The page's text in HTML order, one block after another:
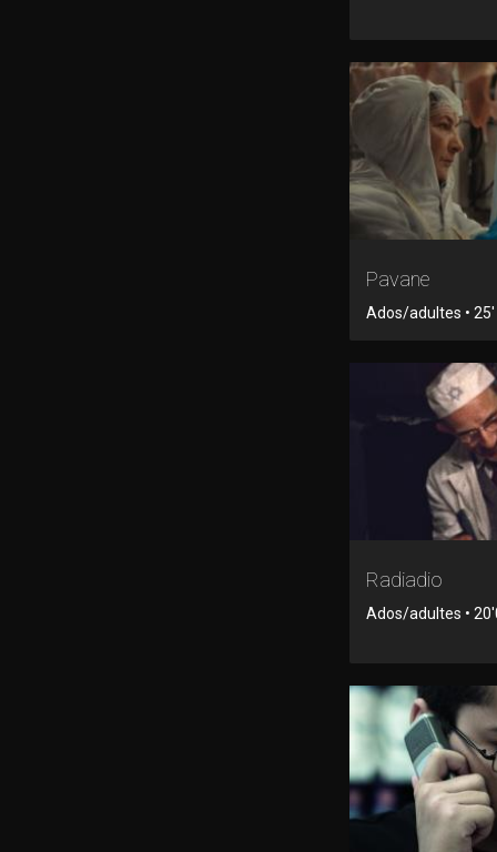
Pavane
Ados/adultes • 25'
Radiadio
Ados/adultes •